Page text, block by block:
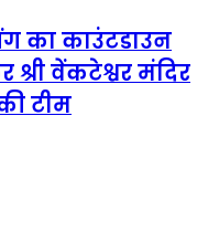
का काउंटडाउन
वेंकटेश्वर मंदिर
टीम